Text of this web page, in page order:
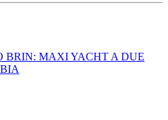
BRIN: MAXI YACHT A DUE